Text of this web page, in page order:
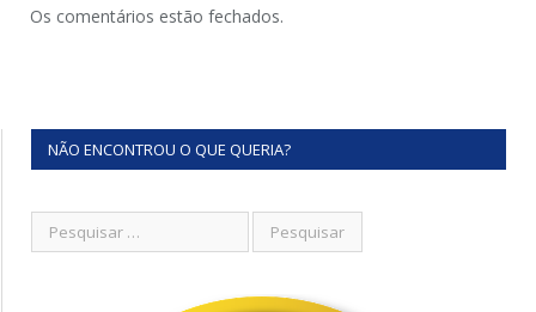
Os comentários estão fechados.
NÃO ENCONTROU O QUE QUERIA?